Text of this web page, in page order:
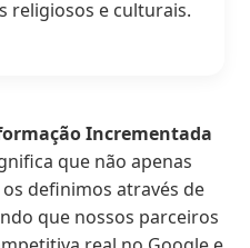
religiosos e culturais.
Incrementada
que não apenas
definimos através de
que nossos parceiros